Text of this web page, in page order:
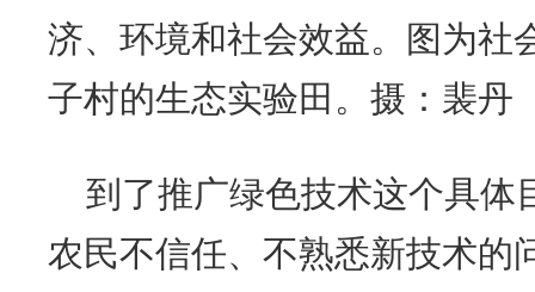
济、环境和社会效益。图为社
子村的生态实验田。摄：裴丹
到了推广绿色技术这个具体
农民不信任、不熟悉新技术的